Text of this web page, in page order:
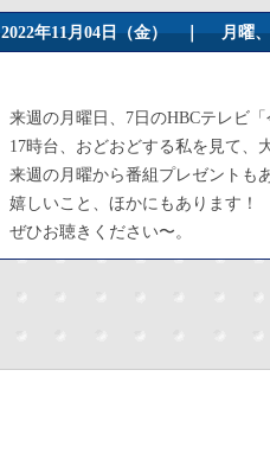
2022年11月04日（金） ｜月曜
来週の月曜日、7日のHBCテレビ
17時台、おどおどする私を見て、
来週の月曜から番組プレゼントも
嬉しいこと、ほかにもあります！
ぜひお聴きください〜。